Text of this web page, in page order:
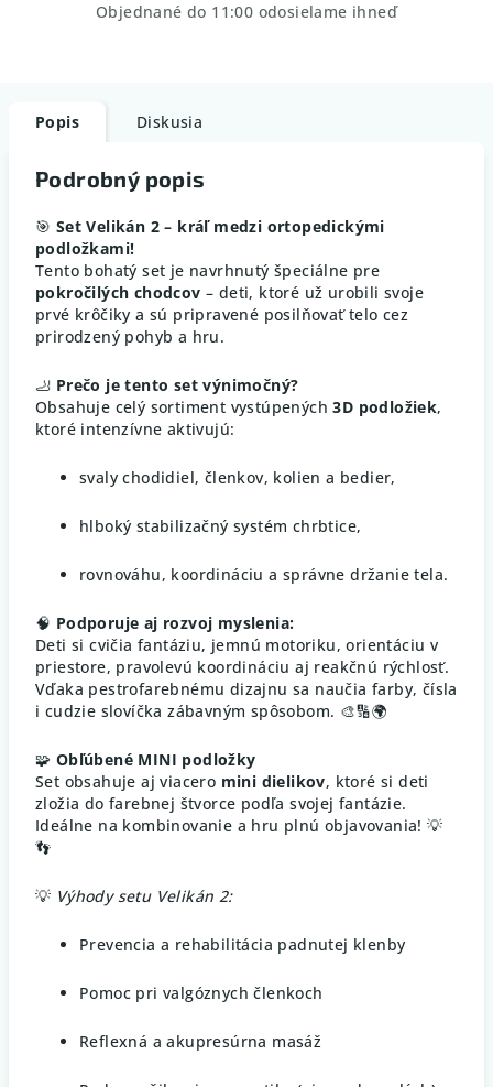
Objednané do 11:00 odosielame ihneď
Popis Diskusia
Podrobný popis
🎯 Set Velikán 2 – kráľ medzi ortopedickými
podložkami!
Tento bohatý set je navrhnutý špeciálne pre
pokročilých chodcov – deti, ktoré už urobili svoje
prvé krôčiky a sú pripravené posilňovať telo cez
prirodzený pohyb a hru.
🦶 Prečo je tento set výnimočný?
Obsahuje celý sortiment vystúpených3D podložiek,
ktoré intenzívne aktivujú:
svaly chodidiel, členkov, kolien a bedier,
hlboký stabilizačný systém chrbtice,
rovnováhu, koordináciu a správne držanie tela.
🧠 Podporuje aj rozvoj myslenia:
Deti si cvičia fantáziu, jemnú motoriku, orientáciu v
priestore, pravolevú koordináciu aj reakčnú rýchlosť.
Vďaka pestrofarebnému dizajnu sa naučia farby, čísla
i cudzie slovíčka zábavným spôsobom. 🎨🔢🌍
🧩 Obľúbené MINI podložky
Set obsahuje aj viacero mini dielikov, ktoré si deti
zložia do farebnej štvorce podľa svojej fantázie.
Ideálne na kombinovanie a hru plnú objavovania! 💡
👣
💡 Výhody setu Velikán 2:
Prevencia a rehabilitácia padnutej klenby
Pomoc pri valgóznych členkoch
Reflexná a akupresúrna masáž